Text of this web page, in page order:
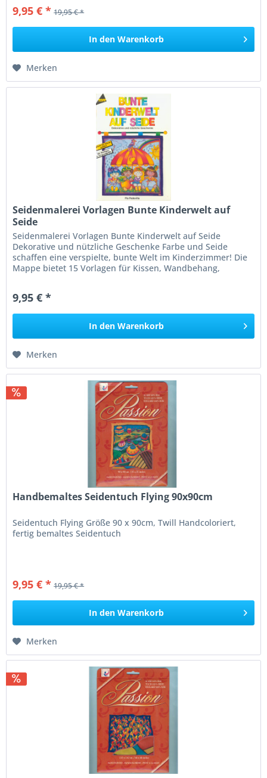
9,95 € * 19,95 € *
In den Warenkorb
Merken
Seidenmalerei Vorlagen Bunte Kinderwelt auf
Seide
Seidenmalerei Vorlagen Bunte Kinderwelt auf Seide
Dekorative und nützliche Geschenke Farbe und Seide
schaffen eine verspielte, bunte Welt im Kinderzimmer! Die
Mappe bietet 15 Vorlagen für Kissen, Wandbehang,
9,95 € *
In den Warenkorb
Merken
Handbemaltes Seidentuch Flying 90x90cm
Seidentuch Flying Größe 90 x 90cm, Twill Handcoloriert,
fertig bemaltes Seidentuch
9,95 € * 19,95 € *
In den Warenkorb
Merken